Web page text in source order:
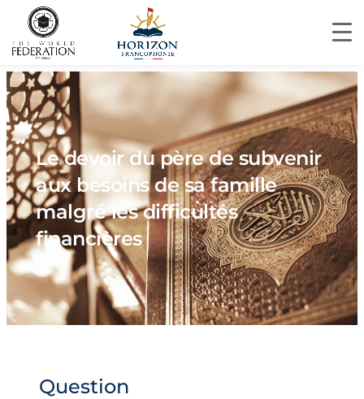
Le devoir du père de subvenir
aux besoins de sa famille
malgré les difficultés
financières
Question